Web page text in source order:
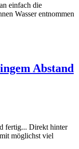
einfach die
Wasser entnommen
Abstand
fertig... Direkt hinter
möglichst viel